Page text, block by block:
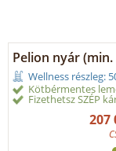
Pelion nyár (min.
Wellness részleg:
Kötbérmentes
Fizethetsz SZÉP
207